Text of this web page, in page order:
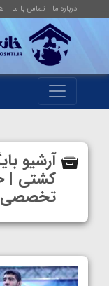
درباره ما تماس با ما
آرشیو
کشتی |